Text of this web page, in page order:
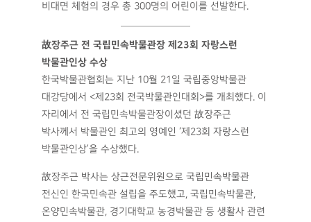
비대면 체험의 경우 총 300명의 어린이를 선발한다.
故장주근 전 국립민속박물관장 제23회 자랑스런
박물관인상 수상
한국박물관협회는 지난 10월 21일 국립중앙박물관
대강당에서 <제23회 전국박물관인대회>를 개최했다. 이
자리에서 전 국립민속박물관장이셨던 故장주근
박사께서 박물관인 최고의 영예인 ‘제23회 자랑스런
박물관인상’을 수상했다.
故장주근 박사는 상근전문위원으로 국립민속박물관
전신인 한국민속관 설립을 주도했고, 국립민속박물관,
온양민속박물관, 경기대학교 농경박물관 등 생활사 관련